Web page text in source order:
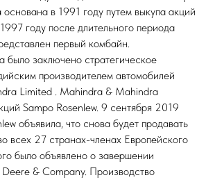
в 1991 году путем выкупа акций
году после длительного периода
первый комбайн.
было заключено стратегическое
производителем автомобилей
Limited . Mahindra & Mahindra
Sampo Rosenlew. 9 сентября 2019
объявила, что снова будет продавать
всех 27 странах-членах Европейского
было объявлено о завершении
Deere & Company. Производство